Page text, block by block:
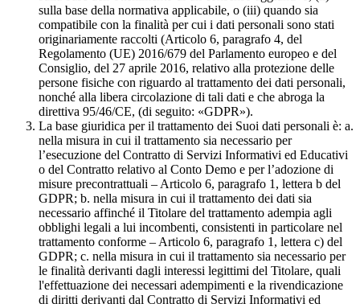
sulla base della normativa applicabile, o (iii) quando sia
compatibile con la finalità per cui i dati personali sono stati
originariamente raccolti (Articolo 6, paragrafo 4, del
Regolamento (UE) 2016/679 del Parlamento europeo e del
Consiglio, del 27 aprile 2016, relativo alla protezione delle
persone fisiche con riguardo al trattamento dei dati personali,
nonché alla libera circolazione di tali dati e che abroga la
direttiva 95/46/CE, (di seguito: «GDPR»).
La base giuridica per il trattamento dei Suoi dati personali è: a.
nella misura in cui il trattamento sia necessario per
l’esecuzione del Contratto di Servizi Informativi ed Educativi
o del Contratto relativo al Conto Demo e per l’adozione di
misure precontrattuali – Articolo 6, paragrafo 1, lettera b del
GDPR; b. nella misura in cui il trattamento dei dati sia
necessario affinché il Titolare del trattamento adempia agli
obblighi legali a lui incombenti, consistenti in particolare nel
trattamento conforme – Articolo 6, paragrafo 1, lettera c) del
GDPR; c. nella misura in cui il trattamento sia necessario per
le finalità derivanti dagli interessi legittimi del Titolare, quali
l'effettuazione dei necessari adempimenti e la rivendicazione
di diritti derivanti dal Contratto di Servizi Informativi ed